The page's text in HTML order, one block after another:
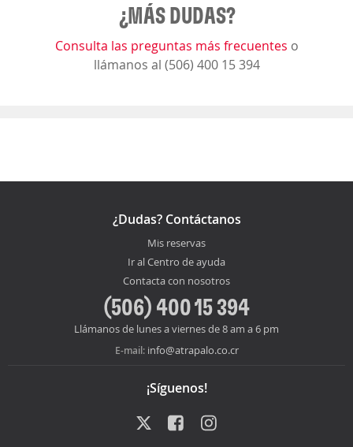
¿MÁS DUDAS?
Consulta las preguntas más frecuentes o
llámanos al (506) 400 15 394
¿Dudas? Contáctanos
Mis reservas
Ir al Centro de ayuda
Contacta con nosotros
(506) 400 15 394
Llámanos de lunes a viernes de 8 am a 6 pm
E-mail: info@atrapalo.co.cr
¡Síguenos!